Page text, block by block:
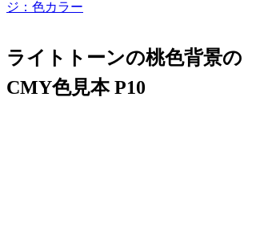
ライトトーンの桃色背景の
CMY色見本 P10